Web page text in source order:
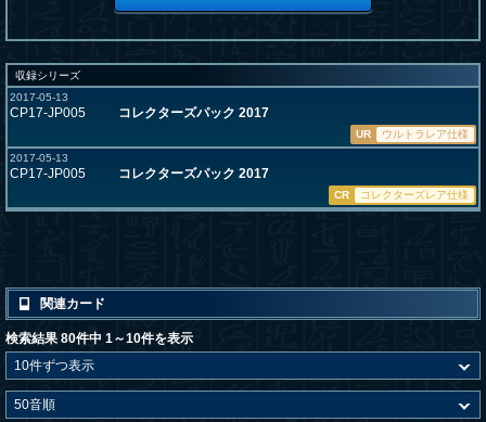
収録シリーズ
2017-05-13
CP17-JP005 コレクターズパック 2017
UR
ウルトラレア仕様
2017-05-13
CP17-JP005 コレクターズパック 2017
CR コレクターズレア仕様
関連カード
検索結果 80件中 1～10件を表示